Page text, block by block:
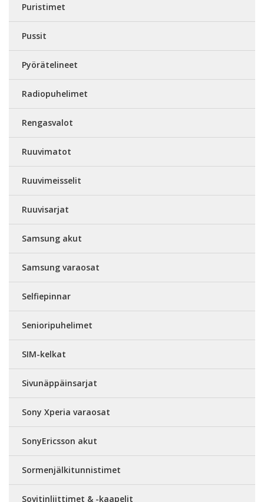
Puristimet
Pussit
Pyörätelineet
Radiopuhelimet
Rengasvalot
Ruuvimatot
Ruuvimeisselit
Ruuvisarjat
Samsung akut
Samsung varaosat
Selfiepinnar
Senioripuhelimet
SIM-kelkat
Sivunäppäinsarjat
Sony Xperia varaosat
SonyEricsson akut
Sormenjälkitunnistimet
Sovitinliittimet & -kaapelit